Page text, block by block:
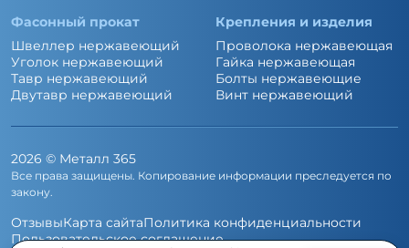
Фасонный прокат
Швеллер нержавеющий
Уголок нержавеющий
Тавр нержавеющий
Двутавр нержавеющий
Крепления и изделия
Проволока нержавеющая
Гайка нержавеющая
Болты нержавеющие
Винт нержавеющий
2026 © Металл 365
Все права защищены. Копирование информации преследуется по
закону.
ОтзывыКарта сайтаПолитика конфиденциальности
Пользовательское соглашение